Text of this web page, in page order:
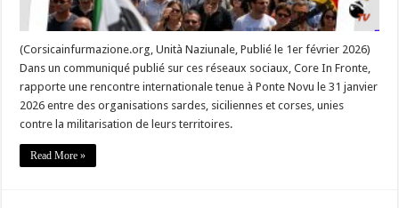
(Corsicainfurmazione.org, Unità Naziunale, Publié le 1er février 2026)
Dans un communiqué publié sur ces réseaux sociaux, Core In Fronte,
rapporte une rencontre internationale tenue à Ponte Novu le 31 janvier
2026 entre des organisations sardes, siciliennes et corses, unies
contre la militarisation de leurs territoires.
Read More »